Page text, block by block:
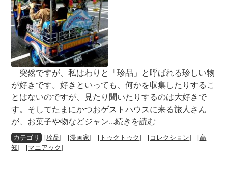
突然ですが、私はわりと「珍品」と呼ばれる珍しい物
が好きです。好きといっても、何かを収集したりするこ
とはないのですが、見たり聞いたりするのは大好きで
す。そしてたまにかつおゲストハウスに来る旅人さん
が、お菓子や物などジャン...続きを読む
[珍品] [漫画家] [ トゥクトゥク] [コレクション] [高
知] [マニアック]